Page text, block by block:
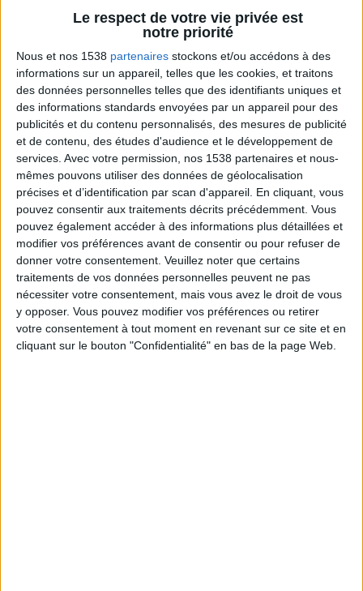
Le respect de votre vie privée est
notre priorité
Nous et nos 1538 partenaires stockons et/ou accédons à des
informations sur un appareil, telles que les cookies, et traitons
des données personnelles telles que des identifiants uniques et
des informations standards envoyées par un appareil pour des
publicités et du contenu personnalisés, des mesures de publicité
et de contenu, des études d'audience et le développement de
services. Avec votre permission, nos 1538 partenaires et nous-
mêmes pouvons utiliser des données de géolocalisation
précises et d’identification par scan d'appareil. En cliquant, vous
pouvez consentir aux traitements décrits précédemment. Vous
pouvez également accéder à des informations plus détaillées et
modifier vos préférences avant de consentir ou pour refuser de
donner votre consentement. Veuillez noter que certains
traitements de vos données personnelles peuvent ne pas
nécessiter votre consentement, mais vous avez le droit de vous
y opposer. Vous pouvez modifier vos préférences ou retirer
votre consentement à tout moment en revenant sur ce site et en
cliquant sur le bouton "Confidentialité" en bas de la page Web.
Après la fête d'hier je me suis levée tard, doive
dîner ce soir ? 23.40 J'ai souvent faim juste avant
voyez notre courbe de poids quand vous
consultez le carnet minceur ? 25.50 Les produits
laitiers pendant un régime ? Quels sont leurs rôle
? 26.22 J'ai craqué sur un gâteau..; Dois-je faire
le jeûne ? 27.05 Les autres diététiciennes font
aussi des webinaires ? 27.55 Les laitages
végétaux peuvent-ils être des substituts au lait de
vache ? 29.10 Quelle quantité de Wakapoudre ?
29.20 Je mange souvent le midi à l'extérieur...
Comment rattraper ? 30.15 Doit-on suivre un
traitement médical pour aider ? 30.35 30 g de
fromage par jour c'est ça ? 31.00 On peut manger
des salades composées midi et soir ? 32.38 Je
n'ai pas compris le jeûne intermittent de 16h...
33.46 Comment faire pour suivre le programme
en Angleterre ? 34.10 La chicorée, à volonté ?